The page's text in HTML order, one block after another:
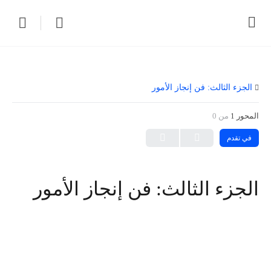
الجزء الثالث: فن إنجاز الأمور
المحور 1 من 0
في تقدم
الجزء الثالث: فن إنجاز الأمور